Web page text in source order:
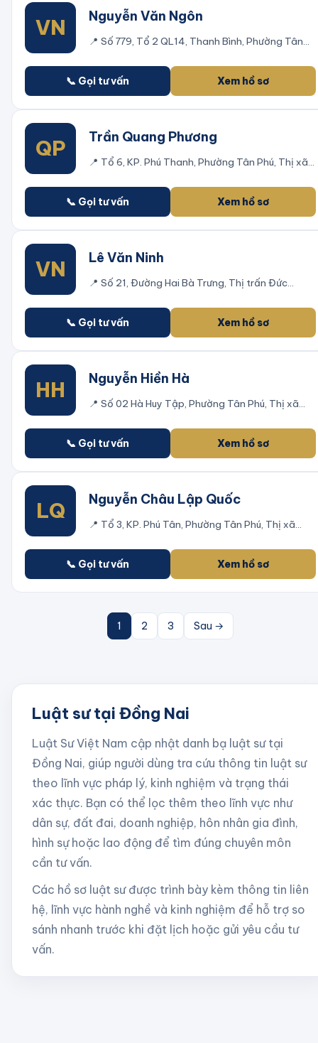
VN Nguyễn Văn Ngôn
📍 Số 779, Tổ 2 QL14, Thanh Bình, Phường Tân
📞 Gọi tư vấn
Xem hồ sơ
QP Trần Quang Phương
📍 Tổ 6, KP. Phú Thanh, Phường Tân Phú, Thị xã
📞 Gọi tư vấn
Xem hồ sơ
VN Lê Văn Ninh
📍 Số 21, Đường Hai Bà Trưng, Thị trấn Đức
📞 Gọi tư vấn
Xem hồ sơ
HH Nguyễn Hiền Hà
📍 Số 02 Hà Huy Tập, Phường Tân Phú, Thị xã
📞 Gọi tư vấn
Xem hồ sơ
LQ Nguyễn Châu Lập Quốc
📍 Tổ 3, KP. Phú Tân, Phường Tân Phú, Thị xã
📞 Gọi tư vấn
Xem hồ sơ
1 2 3 Sau →
Luật sư tại Đồng Nai
Luật Sư Việt Nam cập nhật danh bạ luật sư tại
Đồng Nai, giúp người dùng tra cứu thông tin luật sư
theo lĩnh vực pháp lý, kinh nghiệm và trạng thái
xác thực. Bạn có thể lọc thêm theo lĩnh vực như
dân sự, đất đai, doanh nghiệp, hôn nhân gia đình,
hình sự hoặc lao động để tìm đúng chuyên môn
cần tư vấn.
Các hồ sơ luật sư được trình bày kèm thông tin liên
hệ, lĩnh vực hành nghề và kinh nghiệm để hỗ trợ so
sánh nhanh trước khi đặt lịch hoặc gửi yêu cầu tư
vấn.